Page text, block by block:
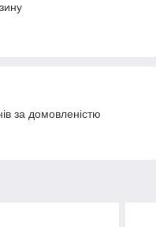
за домовленістю